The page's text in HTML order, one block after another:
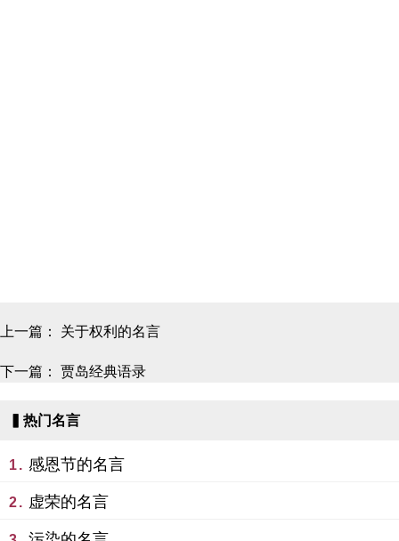
上一篇： 关于权利的名言
下一篇： 贾岛经典语录
▍热门名言
1. 感恩节的名言
2. 虚荣的名言